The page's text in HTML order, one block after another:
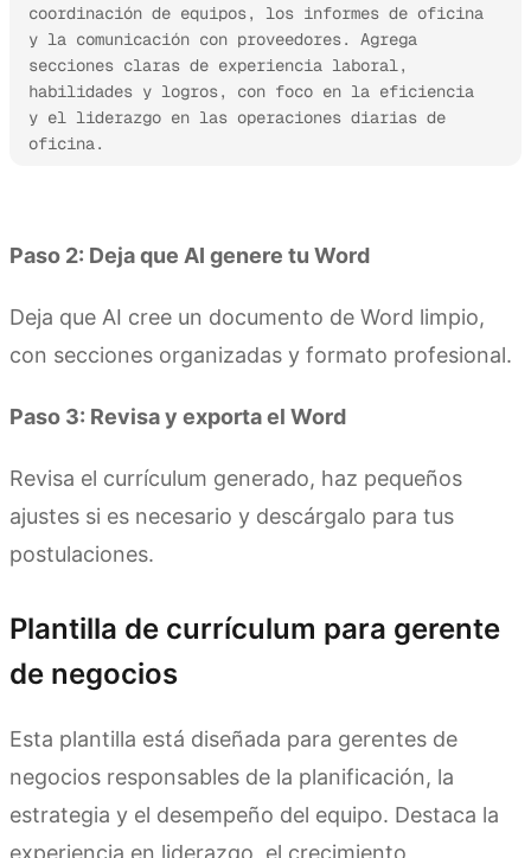
coordinación de equipos, los informes de oficina
y la comunicación con proveedores. Agrega
secciones claras de experiencia laboral,
habilidades y logros, con foco en la eficiencia
y el liderazgo en las operaciones diarias de
oficina.
Paso 2: Deja que AI genere tu Word
Deja que AI cree un documento de Word limpio,
con secciones organizadas y formato profesional.
Paso 3: Revisa y exporta el Word
Revisa el currículum generado, haz pequeños
ajustes si es necesario y descárgalo para tus
postulaciones.
Plantilla de currículum para gerente
de negocios
Esta plantilla está diseñada para gerentes de
negocios responsables de la planificación, la
estrategia y el desempeño del equipo. Destaca la
experiencia en liderazgo, el crecimiento